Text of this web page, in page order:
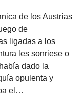
de los Austrias
de
ligadas a los
les sonriese o
dado la
opulenta y
el…